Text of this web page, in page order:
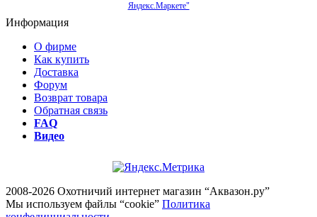
Яндекс.Маркете"
Информация
О фирме
Как купить
Доставка
Форум
Возврат товара
Обратная связь
FAQ
Видео
2008-2026 Охотничий интернет магазин “Аквазон.ру”
Мы используем файлы “cookie” Политика